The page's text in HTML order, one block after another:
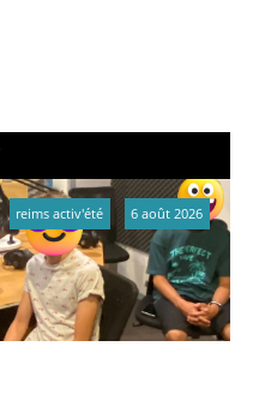
reims activ'été 6 août 2026